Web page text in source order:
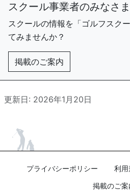
スクール事業者のみなさ
スクールの情報を「ゴルフスク
てみませんか？
掲載のご案内
更新日: 2026年1月20日
プライバシーポリシー 利用
掲載のご案